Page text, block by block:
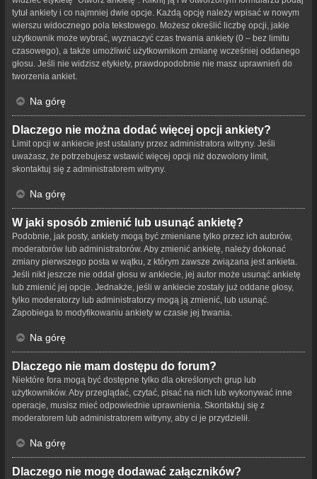
tytuł ankiety i co najmniej dwie opcje. Każdą opcję należy wpisać w nowym
wierszu widocznego pola tekstowego. Możesz określić liczbę opcji, jakie
użytkownik może wybrać, wyznaczyć czas trwania ankiety (0 – bez limitu
czasowego), a także umożliwić użytkownikom zmianę wcześniej oddanego
głosu. Jeśli nie widzisz etykiety, prawdopodobnie nie masz uprawnień do
tworzenia ankiet.
Na górę
Dlaczego nie można dodać więcej opcji ankiety?
Limit opcji w ankiecie jest ustalany przez administratora witryny. Jeśli
uważasz, że potrzebujesz wstawić więcej opcji niż dozwolony limit,
skontaktuj się z administratorem witryny.
Na górę
W jaki sposób zmienić lub usunąć ankietę?
Podobnie, jak posty, ankiety mogą być zmieniane tylko przez ich autorów,
moderatorów lub administratorów. Aby zmienić ankietę, należy dokonać
zmiany pierwszego posta w wątku, z którym zawsze związana jest ankieta.
Jeśli nikt jeszcze nie oddał głosu w ankiecie, jej autor może usunąć ankietę
lub zmienić jej opcje. Jednakże, jeśli w ankiecie zostały już oddane głosy,
tylko moderatorzy lub administratorzy mogą ją zmienić, lub usunąć.
Zapobiega to modyfikowaniu ankiety w czasie jej trwania.
Na górę
Dlaczego nie mam dostępu do forum?
Niektóre fora mogą być dostępne tylko dla określonych grup lub
użytkowników. Aby przeglądać, czytać, pisać na nich lub wykonywać inne
operacje, musisz mieć odpowiednie uprawnienia. Skontaktuj się z
moderatorem lub administratorem witryny, aby ci je przydzielił.
Na górę
Dlaczego nie mogę dodawać załączników?